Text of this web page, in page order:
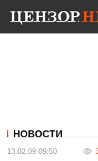
НОВОСТИ
13.02.09 09:50